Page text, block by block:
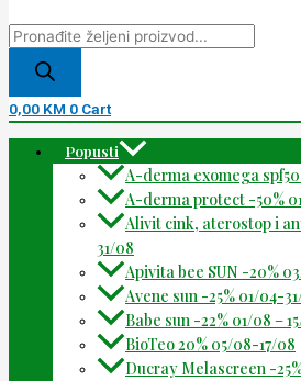
0,00 KM 0 Cart
Popusti
A-derma exomega
A-derma protect -50%
Alivit cink, aterostop i
31/08
Apivita bee SUN -20%
Avene sun -25% 01/04-
Babe sun -22% 01/08 –
BioTeo 20% 05/08-17/08
Ducray Melascreen -